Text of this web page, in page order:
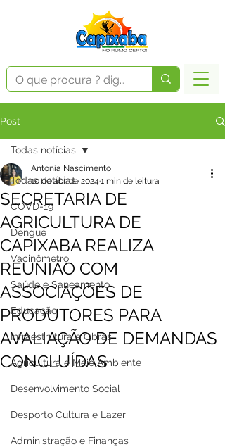
Post
Todas notícias
COVD-19
Dengue
Vacinômetro
Saúde e Saneamento
Educação
Infraestrutura e Obras
Agricultura e Meio Ambiente
Desenvolvimento Social
Desporto Cultura e Lazer
Administração e Finanças
Todas notícias
SECRETARIA DE
AGRICULTURA DE
CAPIXABA REALIZA
REUNIÃO COM
ASSOCIAÇÕES DE
PRODUTORES PARA
AVALIAÇÃO DE DEMANDAS
CONCLUÍDAS
Antonia Nascimento
10 de abr. de 2024 1 min de leitura